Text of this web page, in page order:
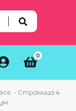
0
- Страница 4